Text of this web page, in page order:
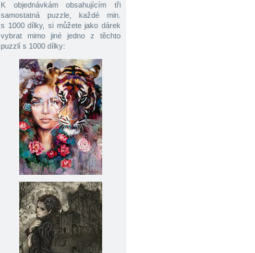
K objednávkám obsahujícím tři
samostatná puzzle, každé min.
s 1000 dílky, si můžete jako dárek
vybrat mimo jiné jedno z těchto
puzzlí s 1000 dílky: